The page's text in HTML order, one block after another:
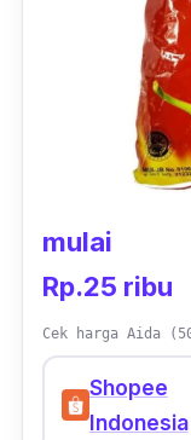
menggoda
mulai
Rp.25 ribu
Cek harga Aida
Shopee
Indonesia